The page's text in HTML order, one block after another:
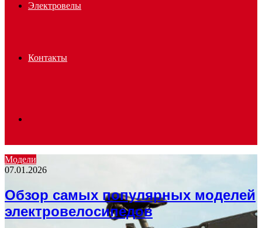
Электровелы
Контакты
for
Модели
07.01.2026
Обзор самых популярных моделей
электровелосипедов